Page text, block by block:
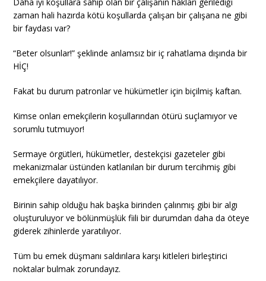
zaman hali hazırda kötü koşullarda çalışan bir çalışana ne gibi
bir faydası var?
“Beter olsunlar!” şeklinde anlamsız bir iç rahatlama dışında bir
HİÇ!
Fakat bu durum patronlar ve hükümetler için biçilmiş kaftan.
Kimse onları emekçilerin koşullarından ötürü suçlamıyor ve
sorumlu tutmuyor!
Sermaye örgütleri, hükümetler, destekçisi gazeteler gibi
mekanizmalar üstünden katlanılan bir durum tercihmiş gibi
emekçilere dayatılıyor.
Birinin sahip olduğu hak başka birinden çalınmış gibi bir algı
oluşturuluyor ve bölünmüşlük fiili bir durumdan daha da öteye
giderek zihinlerde yaratılıyor.
Tüm bu emek düşmanı saldırılara karşı kitleleri birleştirici
noktalar bulmak zorundayız.